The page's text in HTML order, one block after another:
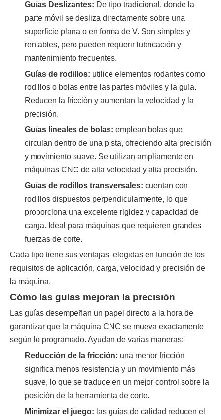
Guías Deslizantes: De tipo tradicional, donde la
parte móvil se desliza directamente sobre una
superficie plana o en forma de V. Son simples y
rentables, pero pueden requerir lubricación y
mantenimiento frecuentes.
Guías de rodillos: utilice elementos rodantes como
rodillos o bolas entre las partes móviles y la guía.
Reducen la fricción y aumentan la velocidad y la
precisión.
Guías lineales de bolas: emplean bolas que
circulan dentro de una pista, ofreciendo alta precisión
y movimiento suave. Se utilizan ampliamente en
máquinas CNC de alta velocidad y alta precisión.
Guías de rodillos transversales: cuentan con
rodillos dispuestos perpendicularmente, lo que
proporciona una excelente rigidez y capacidad de
carga. Ideal para máquinas que requieren grandes
fuerzas de corte.
Cada tipo tiene sus ventajas, elegidas en función de los
requisitos de aplicación, carga, velocidad y precisión de
la máquina.
Cómo las guías mejoran la precisión
Las guías desempeñan un papel directo a la hora de
garantizar que la máquina CNC se mueva exactamente
según lo programado. Ayudan de varias maneras:
Reducción de la fricción: una menor fricción
significa menos resistencia y un movimiento más
suave, lo que se traduce en un mejor control sobre la
posición de la herramienta de corte.
Minimizar el juego: las guías de calidad reducen el